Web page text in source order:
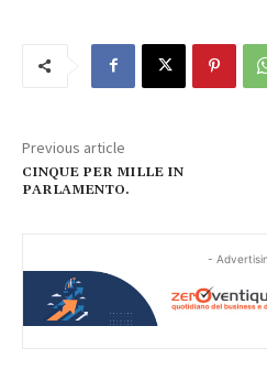
Previous article
CINQUE PER MILLE IN
PARLAMENTO.
-